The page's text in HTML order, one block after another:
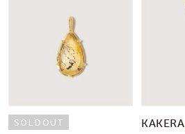
SOLDOUT
KAKERA